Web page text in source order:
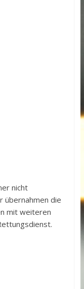
nicht
übernahmen die
mit weiteren